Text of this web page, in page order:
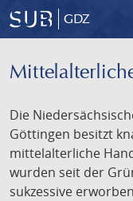
GDZ
Die
Göttingen besitzt
mittelalterliche
wurden seit der
sukzessive